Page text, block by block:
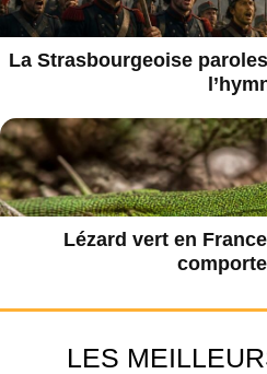
La Strasbourgeoise
Lézard vert en
LES